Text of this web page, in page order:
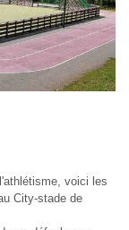
voici les
City-stade de